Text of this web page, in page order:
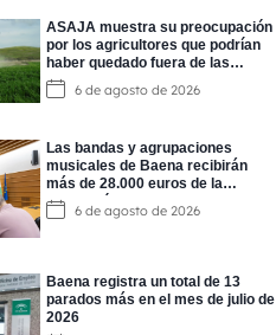
ASAJA muestra su preocupación
por los agricultores que podrían
haber quedado fuera de las
ayudas a los fertilizantes
6 de agosto de 2026
Las bandas y agrupaciones
musicales de Baena recibirán
más de 28.000 euros de la
Diputación para impulsar su
actividad6 de agosto de 2026
Baena registra un total de 13
parados más en el mes de julio de
2026